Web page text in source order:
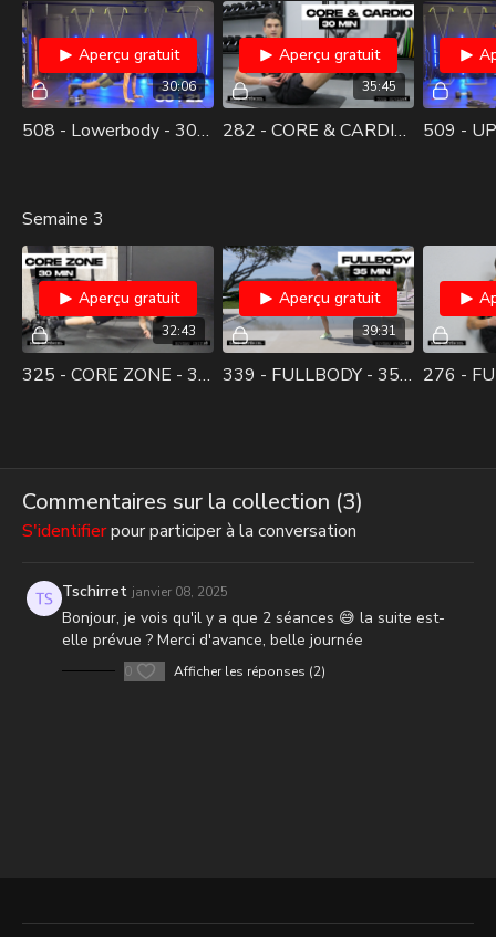
30:06
Aperçu gratuit
508 - Lowerbody - 30min
35:45
Aperçu gratuit
282 - CORE & CARDIO - 30 MIN
Semaine 3
32:43
Aperçu gratuit
325 - CORE ZONE - 30 MIN
39:31
Aperçu gratuit
339 - FULLBODY - 35 MIN
Commentaires sur la collection (3)
S'identifierpour participer à la conversation
Tschirret janvier 08, 2025
Bonjour, je vois qu'il y a que 2 séances 😅 la suite est-
elle prévue ? Merci d'avance, belle journée
0 Afficher les réponses (2)